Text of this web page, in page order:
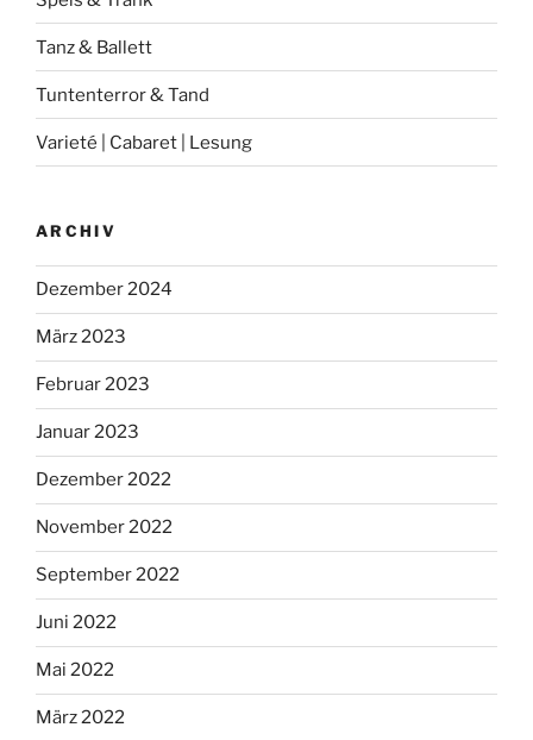
Tanz & Ballett
Tuntenterror & Tand
Varieté | Cabaret | Lesung
ARCHIV
Dezember 2024
März 2023
Februar 2023
Januar 2023
Dezember 2022
November 2022
September 2022
Juni 2022
Mai 2022
März 2022